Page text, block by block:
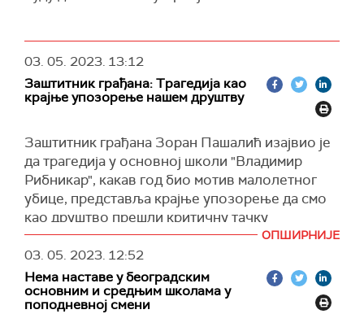
03. 05. 2023. 13:12
Заштитник грађана: Трагедија као
крајње упозорење нашем друштву
Заштитник грађана Зоран Пашалић изајвио је
да трагедија у основној школи "Владимир
Рибникар", какав год био мотив малолетног
убице, представља крајње упозорење да смо
као друштво прешли критичну тачку
нарастајућег насиља, нажалост, и међу децом.
Пашалић је нагласио само за "само генерацију,
две стигли до појаве која је била незамислива
пре три или четири деценије".
ОПШИРНИЈЕ
03. 05. 2023. 12:52
Нема наставе у београдским
основним и средњим школама у
поподневној смени